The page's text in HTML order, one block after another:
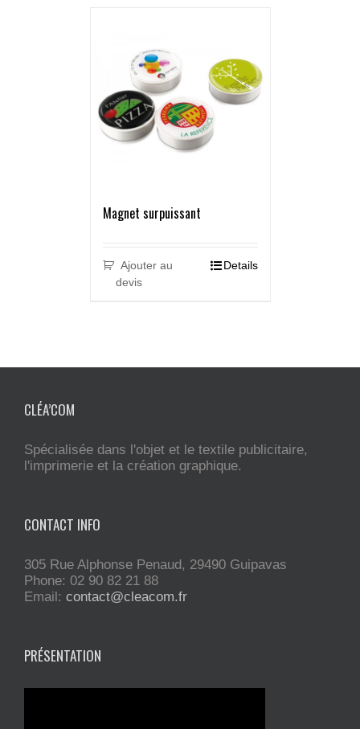
Magnet surpuissant
Ajouter au
devis
Details
CLÉA’COM
Spécialisée dans l'objet et le textile publicitaire,
l'imprimerie et la création graphique.
CONTACT INFO
305 Rue Alphonse Penaud, 29490 Guipavas
Phone: 02 90 82 21 88
Email: contact@cleacom.fr
PRÉSENTATION